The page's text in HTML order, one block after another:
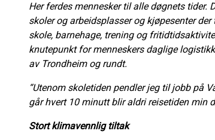
Her ferdes mennesker til alle døgnets
skoler og arbeidsplasser og kjøpesenter
skole, barnehage, trening og
knutepunkt for menneskers daglige
av Trondheim og rundt.
“Utenom skoletiden pendler jeg til jobb på
går hvert 10 minutt blir aldri reisetiden min
Stort klimavennlig tiltak